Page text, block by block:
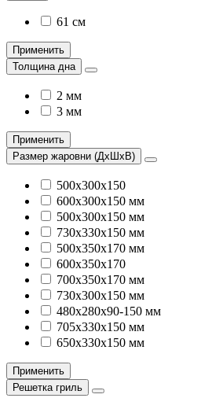
61 см
Применить
Толщина дна
2 мм
3 мм
Применить
Размер жаровни (ДхШхВ)
500х300х150
600х300х150 мм
500х300х150 мм
730х330х150 мм
500х350х170 мм
600х350х170
700х350х170 мм
730х300х150 мм
480х280х90-150 мм
705х330х150 мм
650х330х150 мм
Применить
Решетка гриль